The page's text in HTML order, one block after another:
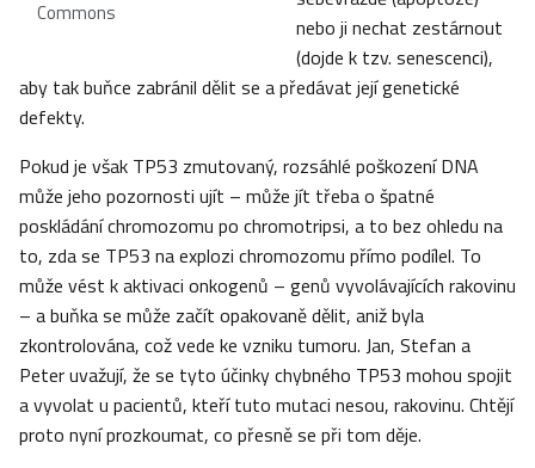
Commons
nebo ji nechat zestárnout
(dojde k tzv. senescenci),
aby tak buňce zabránil dělit se a předávat její genetické
defekty.
Pokud je však TP53 zmutovaný, rozsáhlé poškození DNA
může jeho pozornosti ujít – může jít třeba o špatné
poskládání chromozomu po chromotripsi, a to bez ohledu na
to, zda se TP53 na explozi chromozomu přímo podílel. To
může vést k aktivaci onkogenů – genů vyvolávajících rakovinu
– a buňka se může začít opakovaně dělit, aniž byla
zkontrolována, což vede ke vzniku tumoru. Jan, Stefan a
Peter uvažují, že se tyto účinky chybného TP53 mohou spojit
a vyvolat u pacientů, kteří tuto mutaci nesou, rakovinu. Chtějí
proto nyní prozkoumat, co přesně se při tom děje.